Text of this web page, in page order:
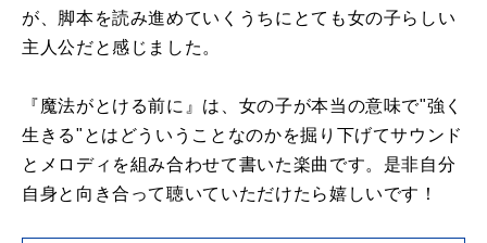
が、脚本を読み進めていくうちにとても女の子らしい
主人公だと感じました。
『魔法がとける前に』は、女の子が本当の意味で"強く
生きる"とはどういうことなのかを掘り下げてサウンド
とメロディを組み合わせて書いた楽曲です。是非自分
自身と向き合って聴いていただけたら嬉しいです！